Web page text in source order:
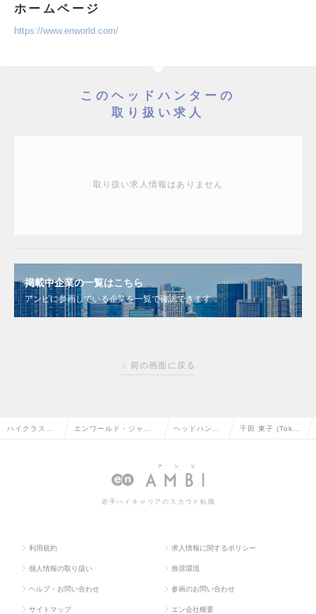
ホームページ
https://www.enworld.com/
このヘッドハンターの
取り扱い求人
取り扱い求人情報はありません
掲載中企業の一覧はこちら
アンビに参画している企業を一覧で確認できます
前の画面に戻る
ハイクラス求 エンワールド・ジャパ ヘッドハンタ 千田 東子 (Tok
若手ハイキャリアのスカウト転職
利用規約 求人情報に関するポリシー
個人情報の取り扱い 推奨環境
ヘルプ・お問い合わせ 参画のお問い合わせ
サイトマップ エン会社概要